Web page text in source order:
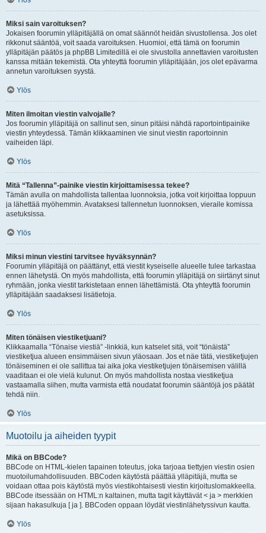
Miksi sain varoituksen?
Jokaisen foorumin ylläpitäjällä on omat säännöt heidän sivustollensa. Jos olet
rikkonut sääntöä, voit saada varoituksen. Huomioi, että tämä on foorumin
ylläpitäjän päätös ja phpBB Limitedillä ei ole sivustolla annettavien varoitusten
kanssa mitään tekemistä. Ota yhteyttä foorumin ylläpitäjään, jos olet epävarma
annetun varoituksen syystä.
Ylös
Miten ilmoitan viestin valvojalle?
Jos foorumin ylläpitäjä on sallinut sen, sinun pitäisi nähdä raportointipainike
viestin yhteydessä. Tämän klikkaaminen vie sinut viestin raportoinnin
vaiheiden läpi.
Ylös
Mitä “Tallenna”-painike viestin kirjoittamisessa tekee?
Tämän avulla on mahdollista tallentaa luonnoksia, jotka voit kirjoittaa loppuun
ja lähettää myöhemmin. Avataksesi tallennetun luonnoksen, vieraile komissa
asetuksissa.
Ylös
Miksi minun viestini tarvitsee hyväksynnän?
Foorumin ylläpitäjä on päättänyt, että viestit kyseiselle alueelle tulee tarkastaa
ennen lähetystä. On myös mahdollista, että foorumin ylläpitäjä on siirtänyt sinut
ryhmään, jonka viestit tarkistetaan ennen lähettämistä. Ota yhteyttä foorumin
ylläpitäjään saadaksesi lisätietoja.
Ylös
Miten tönäisen viestiketjuani?
Klikkaamalla “Tönaise viestiä” -linkkiä, kun katselet sitä, voit “tönäistä”
viestiketjua alueen ensimmäisen sivun yläosaan. Jos et näe tätä, viestiketjujen
tönäiseminen ei ole sallittua tai aika joka viestiketjujen tönäisemisen välillä
vaaditaan ei ole vielä kulunut. On myös mahdollista nostaa viestiketjua
vastaamalla siihen, mutta varmista että noudatat foorumin sääntöjä jos päätät
tehdä niin.
Ylös
Muotoilu ja aiheiden tyypit
Mikä on BBCode?
BBCode on HTML-kielen tapainen toteutus, joka tarjoaa tiettyjen viestin osien
muotoilumahdollisuuden. BBCoden käytöstä päättää ylläpitäjä, mutta se
voidaan ottaa pois käytöstä myös viestikohtaisesti viestin kirjoituslomakkeella.
BBCode itsessään on HTML:n kaltainen, mutta tagit käyttävät < ja > merkkien
sijaan hakasulkuja [ ja ]. BBCoden oppaan löydät viestinlähetyssivun kautta.
Ylös